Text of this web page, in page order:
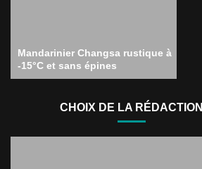
Mandarinier Changsa rustique à
-15°C et sans épines
CHOIX DE LA RÉDACTION